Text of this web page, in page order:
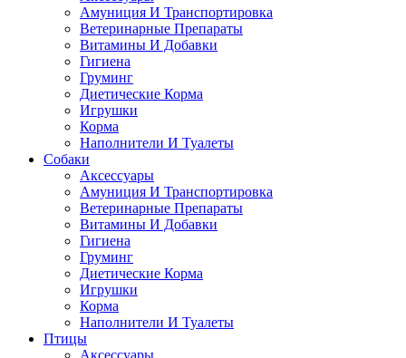
Амуниция И Транспортировка
Ветеринарные Препараты
Витамины И Добавки
Гигиена
Груминг
Диетические Корма
Игрушки
Корма
Наполнители И Туалеты
Собаки
Аксессуары
Амуниция И Транспортировка
Ветеринарные Препараты
Витамины И Добавки
Гигиена
Груминг
Диетические Корма
Игрушки
Корма
Наполнители И Туалеты
Птицы
Аксессуары